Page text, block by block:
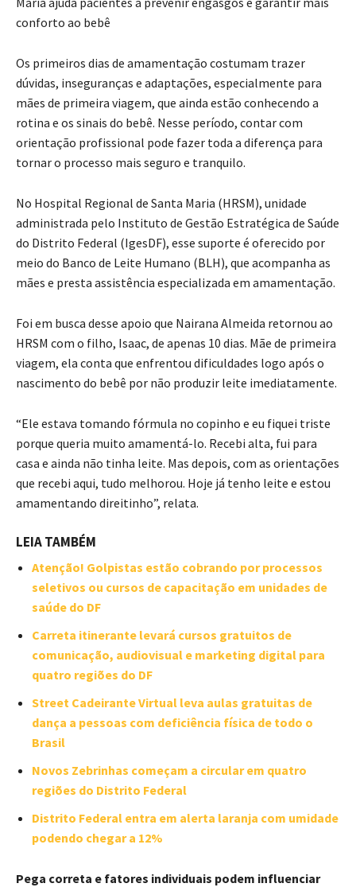
conforto ao bebê
Os primeiros dias de amamentação costumam trazer
dúvidas, inseguranças e adaptações, especialmente para
mães de primeira viagem, que ainda estão conhecendo a
rotina e os sinais do bebê. Nesse período, contar com
orientação profissional pode fazer toda a diferença para
tornar o processo mais seguro e tranquilo.
No Hospital Regional de Santa Maria (HRSM), unidade
administrada pelo Instituto de Gestão Estratégica de Saúde
do Distrito Federal (IgesDF), esse suporte é oferecido por
meio do Banco de Leite Humano (BLH), que acompanha as
mães e presta assistência especializada em amamentação.
Foi em busca desse apoio que Nairana Almeida retornou ao
HRSM com o filho, Isaac, de apenas 10 dias. Mãe de primeira
viagem, ela conta que enfrentou dificuldades logo após o
nascimento do bebê por não produzir leite imediatamente.
“Ele estava tomando fórmula no copinho e eu fiquei triste
porque queria muito amamentá-lo. Recebi alta, fui para
casa e ainda não tinha leite. Mas depois, com as orientações
que recebi aqui, tudo melhorou. Hoje já tenho leite e estou
amamentando direitinho”, relata.
LEIA TAMBÉM
Atenção! Golpistas estão cobrando por processos
seletivos ou cursos de capacitação em unidades de
saúde do DF
Carreta itinerante levará cursos gratuitos de
comunicação, audiovisual e marketing digital para
quatro regiões do DF
Street Cadeirante Virtual leva aulas gratuitas de
dança a pessoas com deficiência física de todo o
Brasil
Novos Zebrinhas começam a circular em quatro
regiões do Distrito Federal
Distrito Federal entra em alerta laranja com umidade
podendo chegar a 12%
Pega correta e fatores individuais podem influenciar